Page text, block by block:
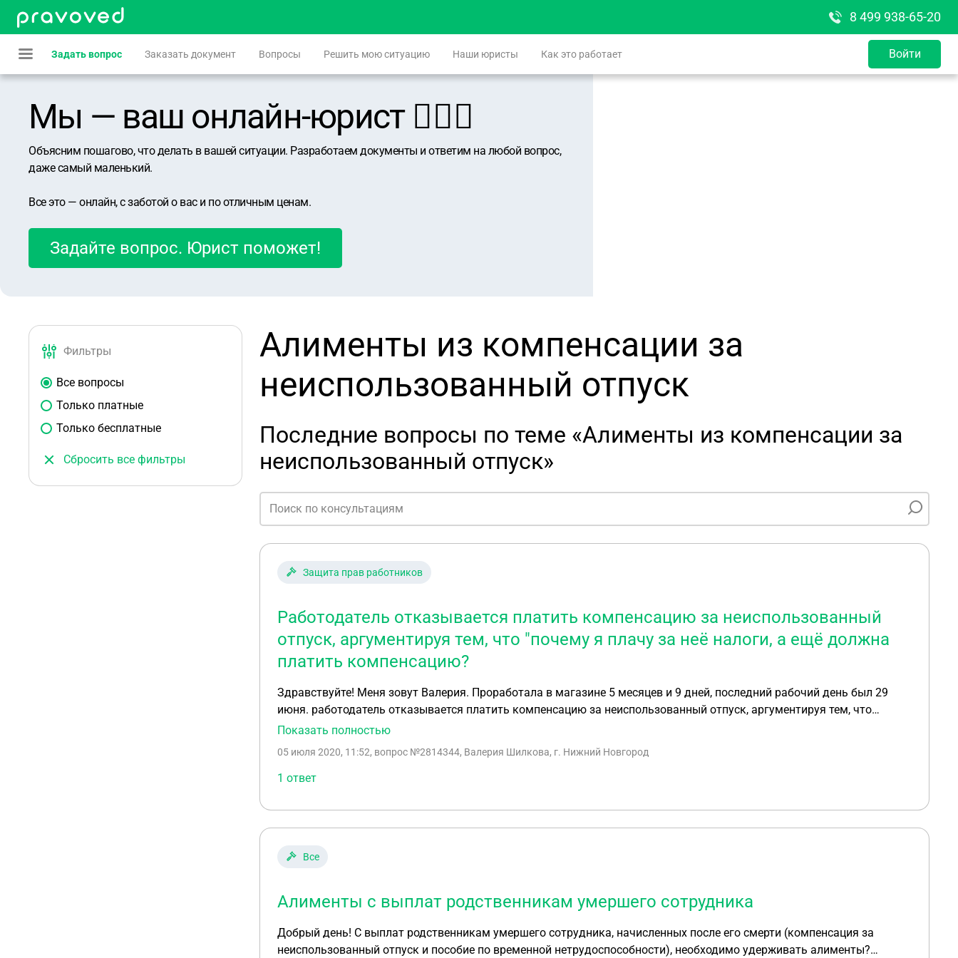
8 499 938-65-20
Задать вопрос Заказать документ Вопросы Решить мою ситуацию Наши юристы Как это работает Войти
Мы — ваш онлайн-юрист 👨🏻‍⚖️
Объясним пошагово, что делать в вашей ситуации. Разработаем документы и ответим на любой вопрос,
даже самый маленький.
Все это — онлайн, с заботой о вас и по отличным ценам.
Задайте вопрос. Юрист поможет!
Фильтры
Все вопросы
Только платные
Только бесплатные
Сбросить все фильтры
Алименты из компенсации за
неиспользованный отпуск
Последние вопросы по теме «Алименты из компенсации за
неиспользованный отпуск»
Защита прав работников
Работодатель отказывается платить компенсацию за неиспользованный
отпуск, аргументируя тем, что "почему я плачу за неё налоги, а ещё должна
платить компенсацию?
Здравствуйте! Меня зовут Валерия. Проработала в магазине 5 месяцев и 9 дней, последний рабочий день был 29
июня. работодатель отказывается платить компенсацию за неиспользованный отпуск, аргументируя тем, что
«почему я плачу за неё налоги, а ещё должна платить компенсацию?»помогите пожалуйста!
Показать полностью
05 июля 2020, 11:52, вопрос №2814344, Валерия Шилкова, г. Нижний Новгород
1 ответ
Все
Алименты с выплат родственникам умершего сотрудника
Добрый день! С выплат родственникам умершего сотрудника, начисленных после его смерти (компенсация за
неиспользованный отпуск и пособие по временной нетрудоспособности), необходимо удерживать алименты?